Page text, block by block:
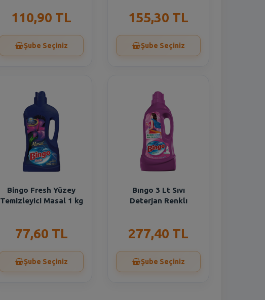
110,90 TL
Şube Seçiniz
155,30 TL
Şube Seçiniz
Bingo Fresh Yüzey
Temizleyici Masal 1 kg
77,60 TL
Şube Seçiniz
Bıngo 3 Lt Sıvı
Deterjan Renklı
277,40 TL
Şube Seçiniz